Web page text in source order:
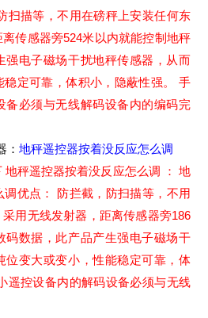
扫描等，不用在磅秤上安装任何东
传感器旁524米以内就能控制地秤
强电子磁场干扰地秤传感器，从而
定可靠，体积小，隐蔽性强。 手
备必须与无线解码设备内的编码完
： 地秤遥控器按着没反应怎么调
地秤遥控器按着没反应怎么调 ： 地
优点： 防拦截，防扫描等，不用
用无线发射器，距离传感器旁186
码数据，此产品产生强电子磁场干
位变大或变小，性能稳定可靠，体
遥控设备内的解码设备必须与无线